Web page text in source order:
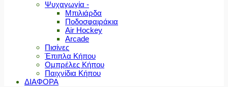
Ψυχαγωγία -
Μπιλιάρδα
Ποδοσφαιράκια
Air Hockey
Arcade
Πισίνες
Έπιπλα Κήπου
Ομπρέλες Κήπου
Παιχνίδια Κήπου
ΔΙΑΦΟΡΑ